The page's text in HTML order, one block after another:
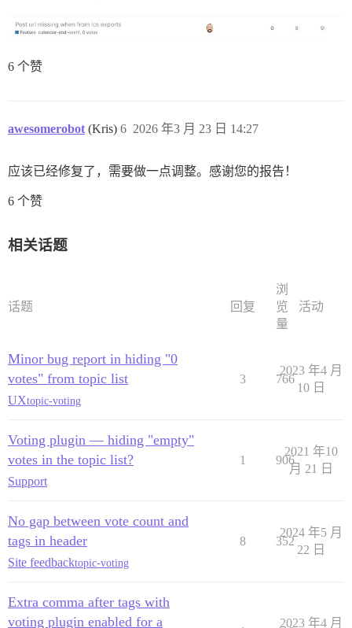
6 个赞
awesomerobot (Kris) 2026 年3 月 23 日 14:27
6
应该已经修复了，需要做一点调整。感谢您的报告！
6 个赞
相关话题
话题 回复
浏
览
量
活动
Minor bug report in hiding "0
votes" from topic list
UXtopic-voting
3 766
2023 年4 月
10 日
Voting plugin — hiding "empty"
votes in the topic list?
Support
1 906
2021 年10
月 21 日
No gap between vote count and
tags in header
Site feedbacktopic-voting
8 352
2024 年5 月
22 日
Extra comma after tags with
voting plugin enabled for a
2023 年4 月